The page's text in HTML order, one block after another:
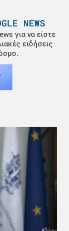
NEWS
για να είστε
ειδήσεις